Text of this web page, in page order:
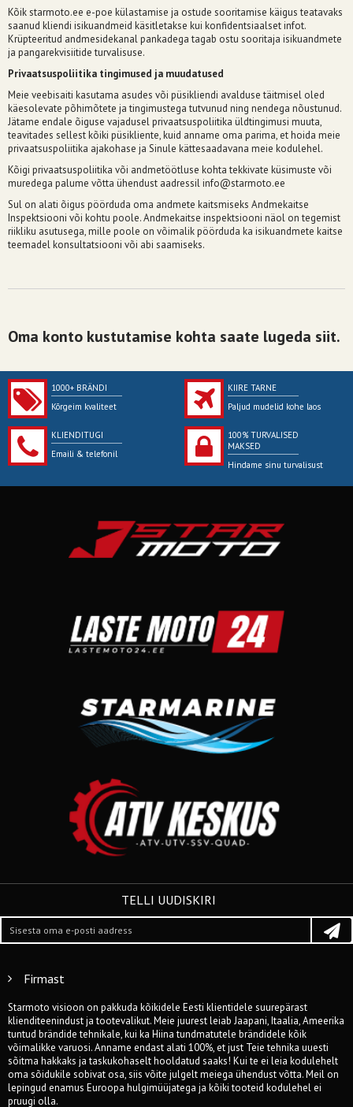
Kõik starmoto.ee e-poe külastamise ja ostude sooritamise käigus teatavaks
saanud kliendi isikuandmeid käsitletakse kui konfidentsiaalset infot.
Krüpteeritud andmesidekanal pankadega tagab ostu sooritaja isikuandmete
ja pangarekvisiitide turvalisuse.
Privaatsuspoliitika tingimused ja muudatused
Meie veebisaiti kasutama asudes või püsikliendi avalduse täitmisel oled
käesolevate põhimõtete ja tingimustega tutvunud ning nendega nõustunud.
Jätame endale õiguse vajadusel privaatsuspoliitika üldtingimusi muuta,
teavitades sellest kõiki püsikliente, kuid anname oma parima, et hoida meie
privaatsuspoliitika ajakohase ja Sinule kättesaadavana meie kodulehel.
Kõigi privaatsuspoliitika või andmetöötluse kohta tekkivate küsimuste või
muredega palume võtta ühendust aadressilinfo@starmoto.ee
Sul on alati õigus pöörduda oma andmete kaitsmiseks Andmekaitse
Inspektsiooni või kohtu poole. Andmekaitse inspektsiooni näol on tegemist
riikliku asutusega, mille poole on võimalik pöörduda ka isikuandmete kaitse
teemadel konsultatsiooni või abi saamiseks.
Oma konto kustutamise kohta saate lugeda siit.
1000+ BRÄNDI
Kõrgeim kvaliteet
KIIRE TARNE
Paljud mudelid kohe laos
KLIENDITUGI
Emaili & telefonil
100% TURVALISED
MAKSED
Hindame sinu turvalisust
TELLI UUDISKIRI
Firmast
Starmoto visioon on pakkuda kõikidele Eesti klientidele suurepärast
klienditeenindust ja tootevalikut. Meie juurest leiab Jaapani, Itaalia, Ameerika
tuntud brändide tehnikale, kui ka Hiina tundmatutele brändidele kõik
võimalikke varuosi. Anname endast alati 100%, et just Teie tehnika uuesti
sõitma hakkaks ja taskukohaselt hooldatud saaks! Kui te ei leia kodulehelt
oma sõidukile sobivat osa, siis võite julgelt meiega ühendust võtta. Meil on
lepingud enamus Euroopa hulgimüüjatega ja kõiki tooteid kodulehel ei
pruugi olla.